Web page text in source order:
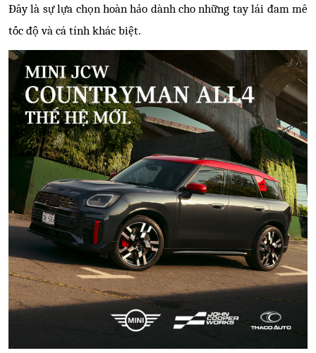
Đây là sự lựa chọn hoàn hảo dành cho những tay lái đam mê
tốc độ và cá tính khác biệt.